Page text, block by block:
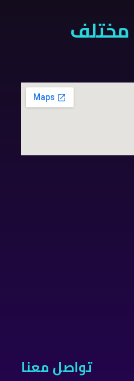
مختلف
تواصل معنا